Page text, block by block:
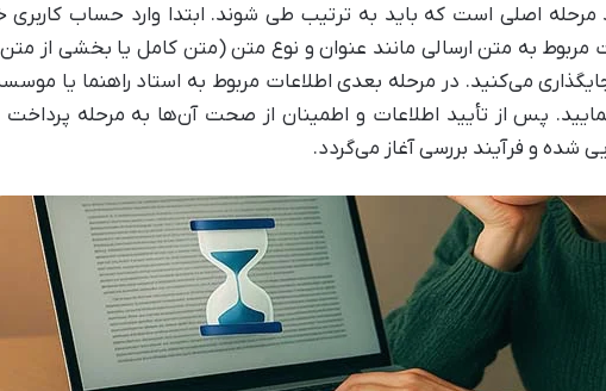
مرحله اصلی است که باید به ترتیب طی شوند. ابتدا وارد حساب
مربوط به متن ارسالی مانند عنوان و نوع متن (متن کامل یا بخشی
می‌کنید. در مرحله بعدی اطلاعات مربوط به استاد راهنما یا
پس از تأیید اطلاعات و اطمینان از صحت آن‌ها به مرحله
شده و فرآیند بررسی آغاز می‌گردد.